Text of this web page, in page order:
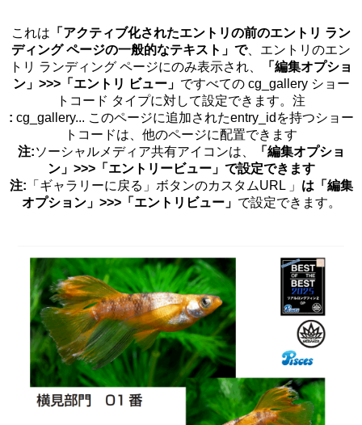
これは 「アクティブ化されたエントリの前のエントリ ラン
ディング ページの一般的なテキスト」で、エントリのエン
トリ ランディング ページにのみ表示され、
「編集オプショ
ン」>>>「エントリ ビュー」 ですべての cg_gallery ショー
トコード タイプに対して設定できます。注
: cg_gallery... このページに追加されたentry_idを持つショー
トコードは、他のページに配置できます
注:ソーシャルメディア共有アイコンは、
「編集オプショ
ン」>>>「エントリービュー」で設定できます
注: 「ギャラリーに戻る」ボタンのカスタムURL 」 は「編集
オプション」>>>「エントリビュー」 で設定できます。